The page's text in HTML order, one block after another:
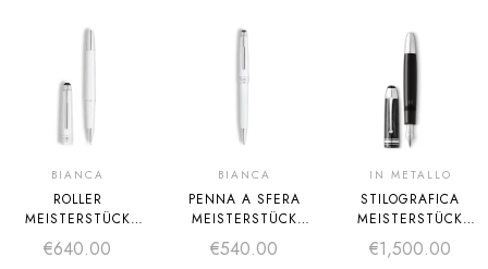
BIANCA
ROLLER
MEISTERSTÜCK
CLASSIQUE
BIANCA
€640.00
BIANCA
PENNA A SFERA
MEISTERSTÜCK
CLASSIQUE
BIANCA
€540.00
IN METALLO
STILOGRAFICA
MEISTERSTÜCK
THE ORIGIN
COLLECTION 149
€1,500.00